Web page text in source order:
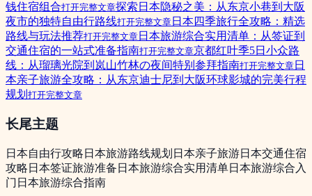
钱住宿组合打开完整文章探索日本隐秘之美：从东京小巷到大阪
夜市的独特自由行路线打开完整文章 日本四季旅行全攻略：精选
路线与玩法推荐打开完整文章 日本旅游综合实用清单：从签证到
交通住宿的一站式准备指南打开完整文章京都红叶季5日小众路
线：从瑠璃光院到岚山竹林の夜间特别参拜指南打开完整文章 日
本亲子旅游全攻略：从东京迪士尼到大阪环球影城的完美行程
规划 打开完整文章
长尾主题
日本自由行攻略 日本旅游路线规划 日本亲子旅游日本交通住宿
攻略 日本签证旅游准备 日本旅游综合实用清单日本旅游综合入
门 日本旅游综合指南